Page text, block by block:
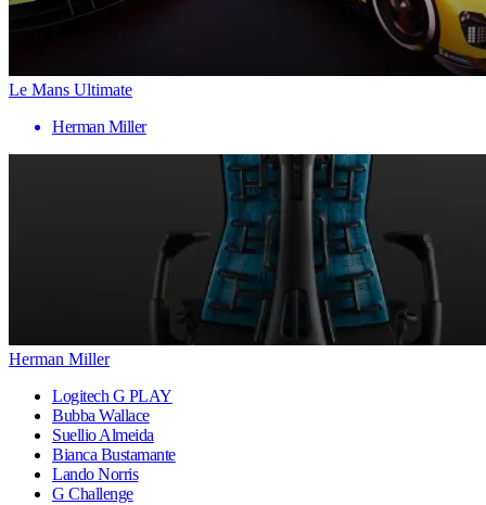
Le Mans Ultimate
Herman Miller
Herman Miller
Logitech G PLAY
Bubba Wallace
Suellio Almeida
Bianca Bustamante
Lando Norris
G Challenge